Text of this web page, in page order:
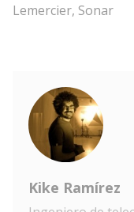
Lemercier, Sonar
Kike Ramírez